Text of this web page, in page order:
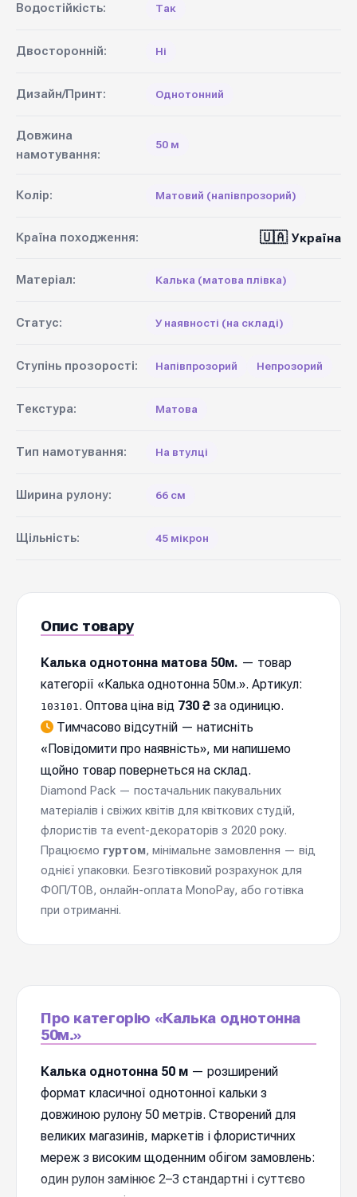
Водостійкість: Так
Двосторонній: Ні
Дизайн/Принт: Однотонний
Довжина
намотування:
50 м
Колір: Матовий (напівпрозорий)
Країна походження: 🇺🇦 Україна
Матеріал: Калька (матова плівка)
Статус: У наявності (на складі)
Ступінь прозорості: Напівпрозорий Непрозорий
Текстура: Матова
Тип намотування: На втулці
Ширина рулону: 66 см
Щільність: 45 мікрон
Опис товару
Калька однотонна матова 50м. — товар
категорії «Калька однотонна 50м.». Артикул:
103101. Оптова ціна від 730 ₴ за одиницю.
Тимчасово відсутній — натисніть
«Повідомити про наявність», ми напишемо
щойно товар повернеться на склад.
Diamond Pack — постачальник пакувальних
матеріалів і свіжих квітів для квіткових студій,
флористів та event-декораторів з 2020 року.
Працюємо гуртом, мінімальне замовлення — від
однієї упаковки. Безготівковий розрахунок для
ФОП/ТОВ, онлайн-оплата MonoPay, або готівка
при отриманні.
Про категорію «Калька однотонна
50м.»
Калька однотонна 50 м — розширений
формат класичної однотонної кальки з
довжиною рулону 50 метрів. Створений для
великих магазинів, маркетів і флористичних
мереж з високим щоденним обігом замовлень:
один рулон замінює 2–3 стандартні і суттєво